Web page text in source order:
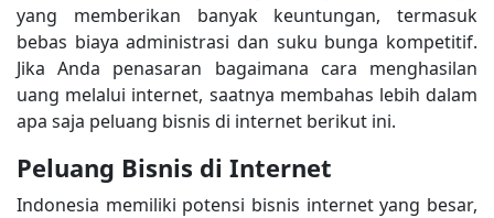
yang memberikan banyak keuntungan, termasuk
bebas biaya administrasi dan suku bunga kompetitif.
Jika Anda penasaran bagaimana cara menghasilan
uang melalui internet, saatnya membahas lebih dalam
apa saja peluang bisnis di internet berikut ini.
Peluang Bisnis di Internet
Indonesia memiliki potensi bisnis internet yang besar,